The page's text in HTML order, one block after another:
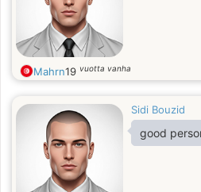
Mahrn19 vuotta vanha
Sidi Bouzid
good